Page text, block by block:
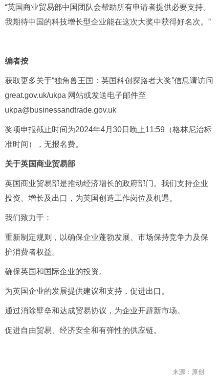
“英国商业贸易部中国团队会帮助所有申请者提供必要支持。
我期待中国的科技增长型企业能在这次大奖中获得好名次。”
编者按
获取更多关于“独角兽王国：英国科创探路者大奖”信息请访问
great.gov.uk/ukpa 网站或发送电子邮件至
ukpa@businessandtrade.gov.uk
奖项申报截止时间为2024年4月30日晚上11:59（格林尼治标
准时间），无报名费。
关于英国商业贸易部
英国商业贸易部是推动经济增长的政府部门。我们支持企业
投资、增长及出口，为英国创造工作岗位及机遇。
我们致力于：
重新制定规则，以确保企业蓬勃发展、市场保持竞争力及保
护消费者权益。
确保英国和国际企业的投资。
为英国企业的发展提供建议和支持，促进出口。
通过消除壁垒和达成贸易协议，为企业开辟新市场。
促进自由贸易、经济安全和有弹性的供应链。
来源：原创